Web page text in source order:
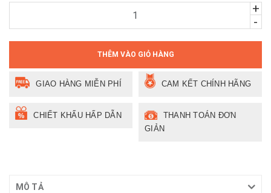
+
-
THÊM VÀO GIỎ HÀNG
GIAO HÀNG MIỄN PHÍ CAM KẾT CHÍNH HÃNG
CHIẾT KHẤU HẤP DẪN
THANH TOÁN ĐƠN
GIẢN
MÔ TẢ